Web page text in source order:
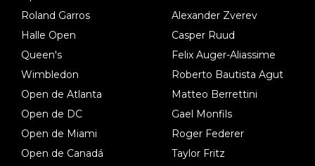
Roland Garros
Halle Open
Queen's
Wimbledon
Open de Atlanta
Open de DC
Open de Miami
Open de Canadá
Alexander Zverev
Casper Ruud
Felix Auger-Aliassime
Roberto Bautista Agut
Matteo Berrettini
Gael Monfils
Roger Federer
Taylor Fritz